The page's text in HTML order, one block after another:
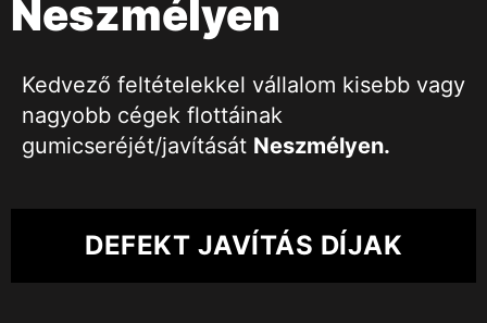
Neszmélyen
Kedvező feltételekkel vállalom kisebb vagy
nagyobb cégek flottáinak
gumicseréjét/javítását Neszmélyen.
DEFEKT JAVÍTÁS DÍJAK